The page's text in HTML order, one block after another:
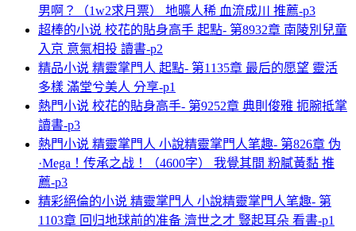
男啊？（1w2求月票） 地曠人稀 血流成川 推薦-p3
超棒的小说 校花的貼身高手 起點- 第8932章 南陵別兒童
入京 意氣相投 讀書-p2
精品小说 精靈掌門人 起點- 第1135章 最后的愿望 靈活
多樣 滿堂兮美人 分享-p1
熱門小说 校花的貼身高手- 第9252章 典則俊雅 扼腕抵掌
讀書-p3
熱門小说 精靈掌門人 小說精靈掌門人笔趣- 第826章 伪
·Mega！传承之战！（4600字） 我覺其間 粉膩黃黏 推
薦-p3
精彩絕倫的小说 精靈掌門人 小說精靈掌門人笔趣- 第
1103章 回归地球前的准备 濟世之才 豎起耳朵 看書-p1